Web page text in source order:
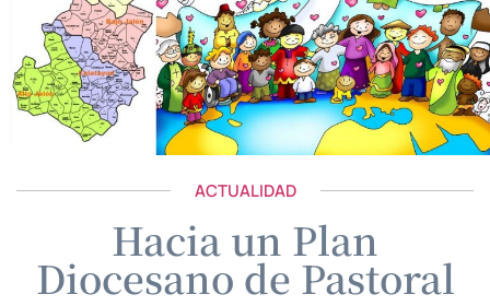
ACTUALIDAD
Hacia un Plan
Diocesano de Pastoral